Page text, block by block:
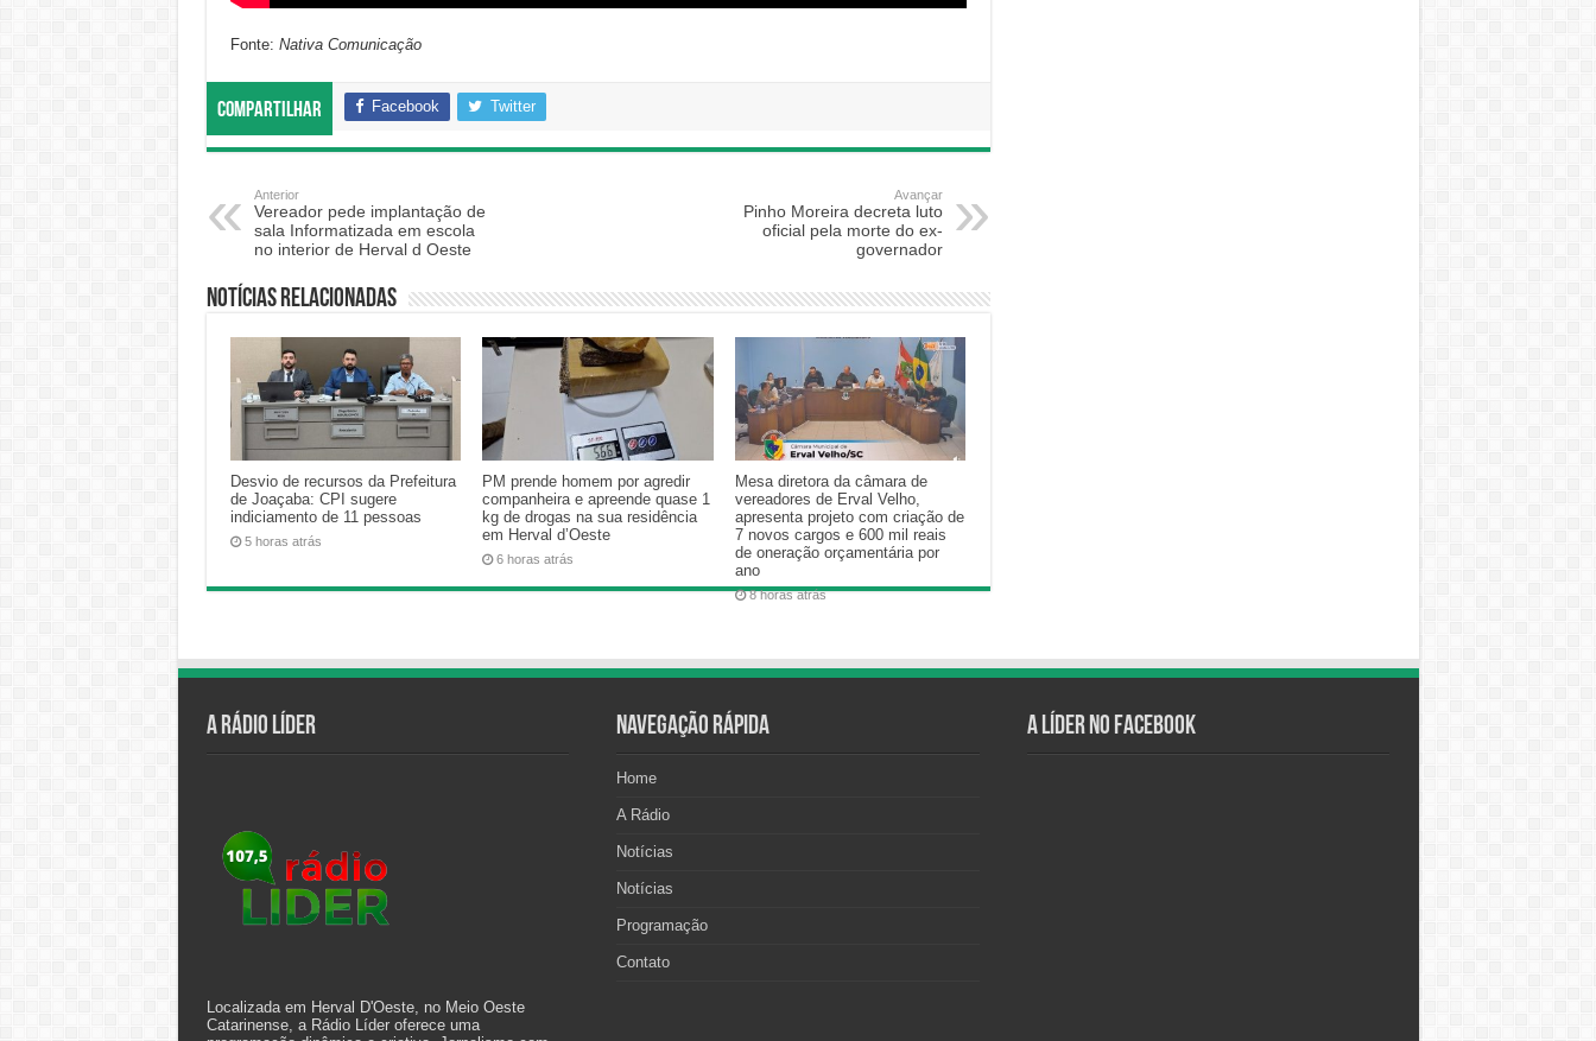
Fonte: Nativa Comunicação
Compartilhar Facebook Twitter
Anterior
Vereador pede implantação de
sala Informatizada em escola
no interior de Herval d Oeste
Avançar
Pinho Moreira decreta luto
oficial pela morte do ex-
governador
Notícias relacionadas
Desvio de recursos da Prefeitura
de Joaçaba: CPI sugere
indiciamento de 11 pessoas
5 horas atrás
PM prende homem por agredir
companheira e apreende quase 1
kg de drogas na sua residência
em Herval d’Oeste
6 horas atrás
Mesa diretora da câmara de
vereadores de Erval Velho,
apresenta projeto com criação de
7 novos cargos e 600 mil reais
de oneração orçamentária por
ano
8 horas atrás
A Rádio Líder
Localizada em Herval D'Oeste, no Meio Oeste
Catarinense, a Rádio Líder oferece uma
Navegação Rápida
Home
A Rádio
Notícias
Notícias
Programação
Contato
A Líder no Facebook